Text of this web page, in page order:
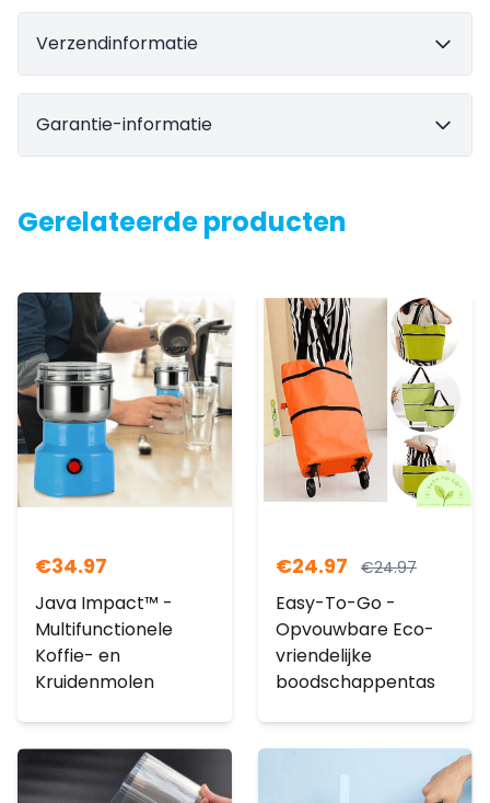
Verzendinformatie
Garantie-informatie
Gerelateerde producten
€34.97
Java Impact™ -
Multifunctionele
Koffie- en
Kruidenmolen
€24.97 €24.97
Easy-To-Go -
Opvouwbare Eco-
vriendelijke
boodschappentas